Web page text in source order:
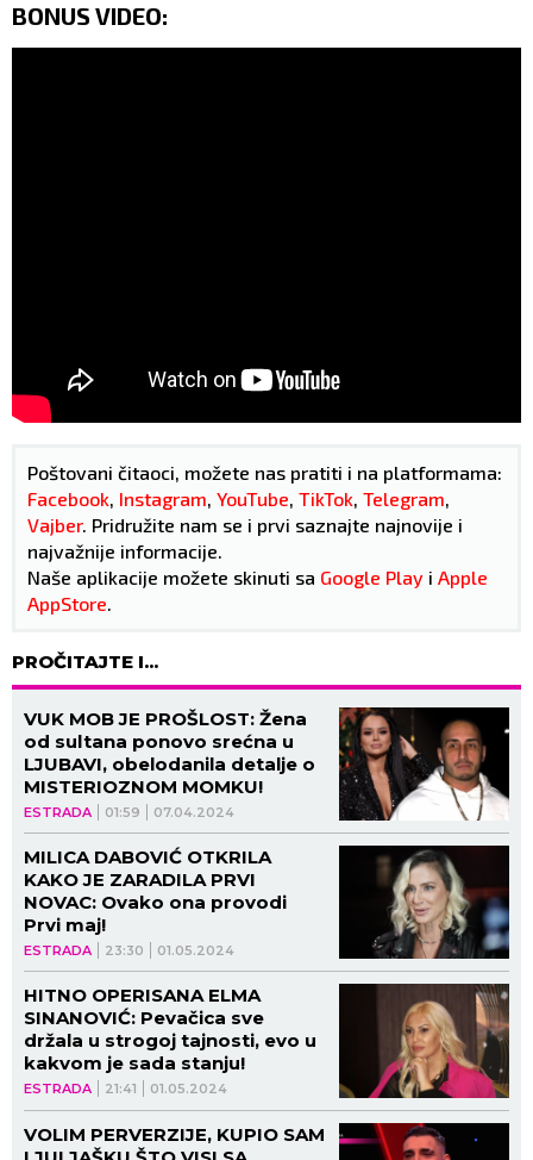
BONUS VIDEO:
Poštovani čitaoci, možete nas pratiti i na platformama:
Facebook, Instagram, YouTube, TikTok, Telegram,
Vajber. Pridružite nam se i prvi saznajte najnovije i
najvažnije informacije.
Naše aplikacije možete skinuti sa Google Play i Apple
AppStore.
PROČITAJTE I...
ESTRADA 01:59 07.04.2024
VUK MOB JE PROŠLOST: Žena
od sultana ponovo srećna u
LJUBAVI, obelodanila detalje o
MISTERIOZNOM MOMKU!
ESTRADA 23:30 01.05.2024
MILICA DABOVIĆ OTKRILA
KAKO JE ZARADILA PRVI
NOVAC: Ovako ona provodi
Prvi maj!
ESTRADA 21:41 01.05.2024
HITNO OPERISANA ELMA
SINANOVIĆ: Pevačica sve
držala u strogoj tajnosti, evo u
kakvom je sada stanju!
VOLIM PERVERZIJE, KUPIO SAM